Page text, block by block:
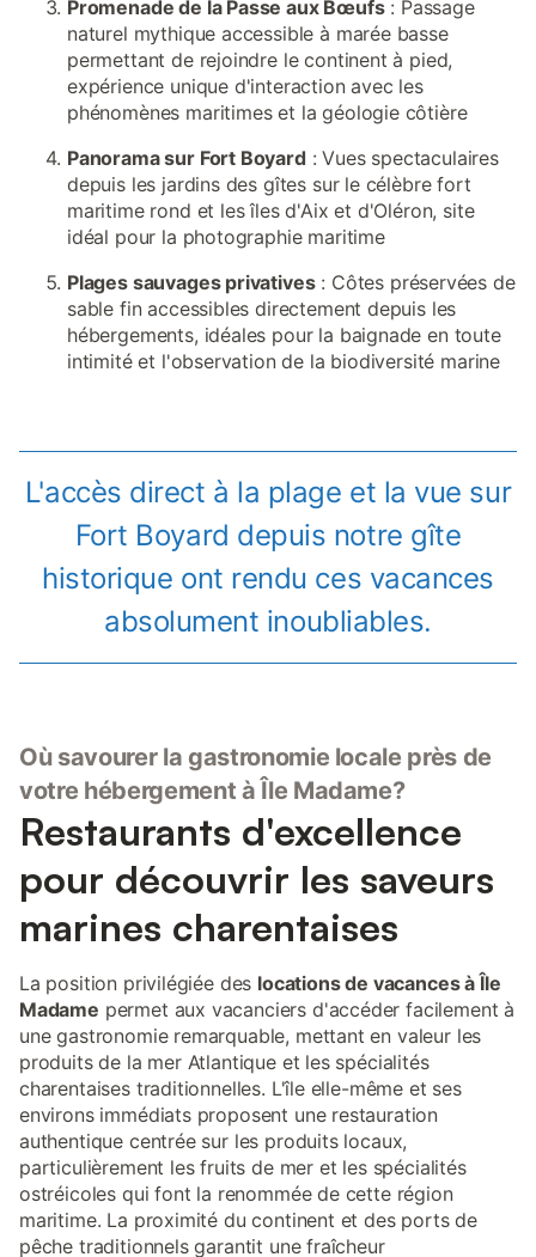
Promenade de la Passe aux Bœufs: Passage
naturel mythique accessible à marée basse
permettant de rejoindre le continent à pied,
expérience unique d'interaction avec les
phénomènes maritimes et la géologie côtière
Panorama sur Fort Boyard: Vues spectaculaires
depuis les jardins des gîtes sur le célèbre fort
maritime rond et les îles d'Aix et d'Oléron, site
idéal pour la photographie maritime
Plages sauvages privatives: Côtes préservées de
sable fin accessibles directement depuis les
hébergements, idéales pour la baignade en toute
intimité et l'observation de la biodiversité marine
L'accès direct à la plage et la vue sur
Fort Boyard depuis notre gîte
historique ont rendu ces vacances
absolument inoubliables.
Où savourer la gastronomie locale près de
votre hébergement à Île Madame?
Restaurants d'excellence
pour découvrir les saveurs
marines charentaises
La position privilégiée des locations de vacances à Île
Madame permet aux vacanciers d'accéder facilement à
une gastronomie remarquable, mettant en valeur les
produits de la mer Atlantique et les spécialités
charentaises traditionnelles. L'île elle-même et ses
environs immédiats proposent une restauration
authentique centrée sur les produits locaux,
particulièrement les fruits de mer et les spécialités
ostréicoles qui font la renommée de cette région
maritime. La proximité du continent et des ports de
pêche traditionnels garantit une fraîcheur